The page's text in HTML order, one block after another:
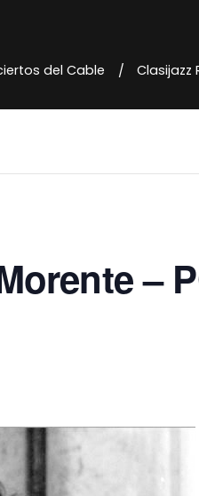
del Cable Clasijazz
–